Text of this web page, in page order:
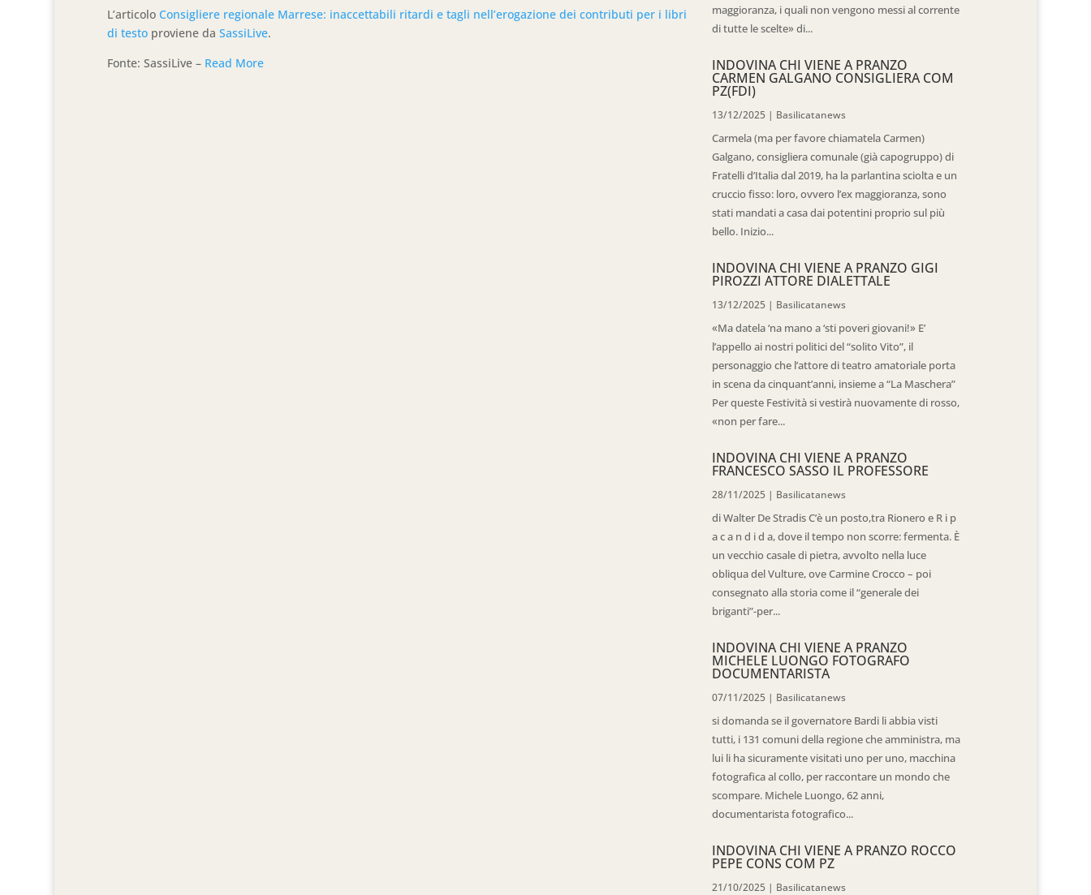
L’articoloConsigliere regionale Marrese: inaccettabili ritardi e tagli nell’erogazione dei contributi per i libri
di testo proviene daSassiLive.
Fonte: SassiLive – Read More
maggioranza, i quali non vengono messi al corrente
di tutte le scelte» di...
INDOVINA CHI VIENE A PRANZO
CARMEN GALGANO CONSIGLIERA COM
PZ(FDI)
13/12/2025 | Basilicatanews
Carmela (ma per favore chiamatela Carmen)
Galgano, consigliera comunale (già capogruppo) di
Fratelli d’Italia dal 2019, ha la parlantina sciolta e un
cruccio fisso: loro, ovvero l’ex maggioranza, sono
stati mandati a casa dai potentini proprio sul più
bello. Inizio...
INDOVINA CHI VIENE A PRANZO GIGI
PIROZZI ATTORE DIALETTALE
13/12/2025 | Basilicatanews
«Ma datela ‘na mano a ‘sti poveri giovani!» E’
l’appello ai nostri politici del “solito Vito”, il
personaggio che l’attore di teatro amatoriale porta
in scena da cinquant’anni, insieme a “La Maschera”
Per queste Festività si vestirà nuovamente di rosso,
«non per fare...
INDOVINA CHI VIENE A PRANZO
FRANCESCO SASSO IL PROFESSORE
28/11/2025 | Basilicatanews
di Walter De Stradis C’è un posto,tra Rionero e R i p
a c a n d i d a, dove il tempo non scorre: fermenta. È
un vecchio casale di pietra, avvolto nella luce
obliqua del Vulture, ove Carmine Crocco – poi
consegnato alla storia come il “generale dei
briganti”-per...
INDOVINA CHI VIENE A PRANZO
MICHELE LUONGO FOTOGRAFO
DOCUMENTARISTA
07/11/2025 | Basilicatanews
si domanda se il governatore Bardi li abbia visti
tutti, i 131 comuni della regione che amministra, ma
lui li ha sicuramente visitati uno per uno, macchina
fotografica al collo, per raccontare un mondo che
scompare. Michele Luongo, 62 anni,
documentarista fotografico...
INDOVINA CHI VIENE A PRANZO ROCCO
PEPE CONS COM PZ
21/10/2025 | Basilicatanews